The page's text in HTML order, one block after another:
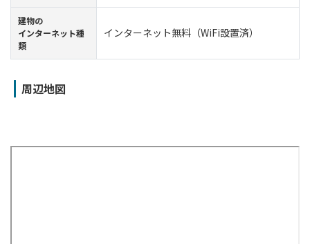
建物の
インターネット種
類
インターネット無料（WiFi設置済）
周辺地図